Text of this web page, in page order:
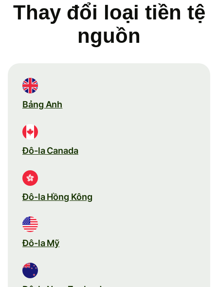
Thay đổi loại tiền tệ
nguồn
Bảng Anh
Đô-la Canada
Đô-la Hồng Kông
Đô-la Mỹ